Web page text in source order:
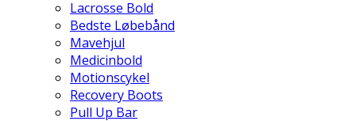
Lacrosse Bold
Bedste Løbebånd
Mavehjul
Medicinbold
Motionscykel
Recovery Boots
Pull Up Bar